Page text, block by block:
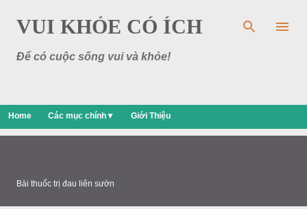
Chuyển đến nội dung chính
VUI KHỎE CÓ ÍCH
Để có cuộc sống vui và khỏe!
Home Các mục chính▼ Giới Thiệu
Bài thuốc trị đau liên sườn